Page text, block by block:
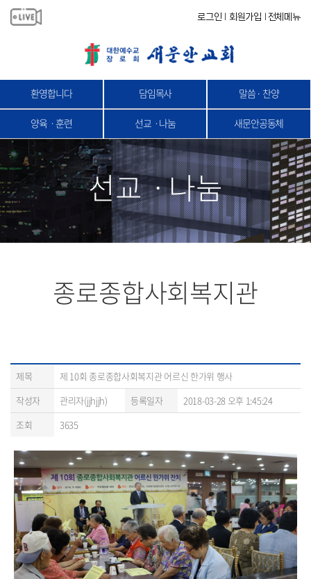
로그인 회원가입 전체메뉴
환영합니다 담임목사 말씀 · 찬양
양육ㆍ훈련 선교ㆍ나눔 새문안공동체
선교ㆍ나눔
종로종합사회복지관
제목
제 10회 종로종합사회복지관 어르신 한가위 행사
작성자
관리자(jjhjjh) 등록일자
2018-03-28 오후 1:45:24
조회
3635